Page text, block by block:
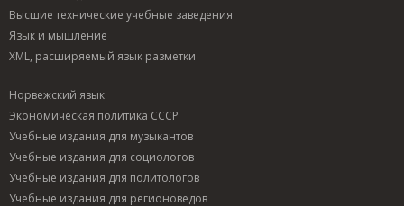
Высшие технические учебные заведения
Язык и мышление
XML, расширяемый язык разметки
Норвежский язык
Экономическая политика СССР
Учебные издания для музыкантов
Учебные издания для социологов
Учебные издания для политологов
Учебные издания для регионоведов